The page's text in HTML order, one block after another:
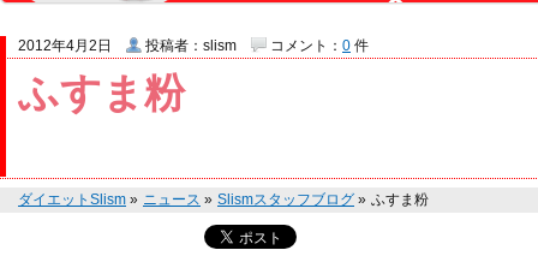
ふすま粉
2012年4月2日 投稿者：slism コメント： 0 件
ダイエットSlism » ニュース » Slismスタッフブログ » ふすま粉